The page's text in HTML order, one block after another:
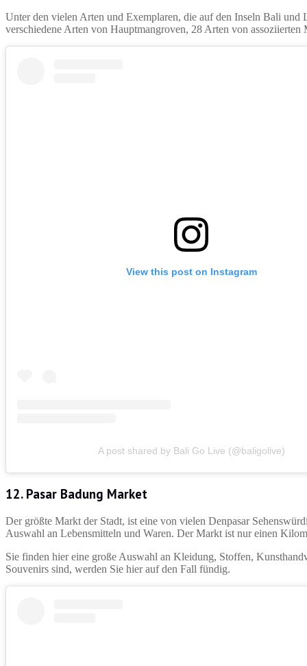
Unter den vielen Arten und Exemplaren, die auf den Inseln Bali
verschiedene Arten von Hauptmangroven, 28 Arten von
View this post on Instagram
A post shared by Bali Go Live (@baligolive)
12. Pasar Badung Market
Der größte Markt der Stadt, ist eine von vielen Denpasar
Auswahl an Lebensmitteln und Waren. Der Markt ist nur einen
Sie finden hier eine große Auswahl an Kleidung, Stoffen,
Souvenirs sind, werden Sie hier auf den Fall fündig.